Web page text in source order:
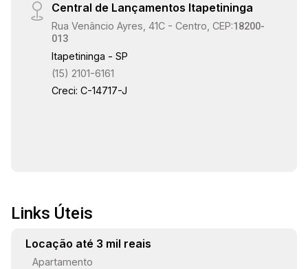
16:00
16:30
17:30
Central de Lançamentos Itapetininga
Rua Venâncio Ayres, 41C - Centro, CEP:18200-
013
Itapetininga - SP
(15) 2101-6161
Creci: C-14717-J
Links Úteis
Locação até 3 mil reais
Apartamento